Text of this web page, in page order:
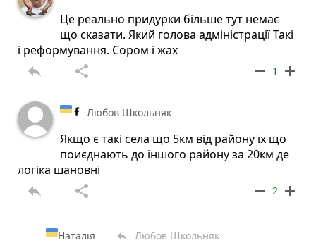
Це реально придурки більше тут немає
що сказати. Який голова адміністрації Такі
і реформування. Сором і жах
reply share remove 1 add
Любов Школьняк
Якщо є такі села що 5км від району їх що
поиєднають до іншого району за 20км де
логіка шановні
reply share remove 2 add
Наталія reply Любов Школьняк